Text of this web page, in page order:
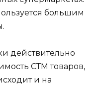
большим
действительно
СТМ товаров,
и на